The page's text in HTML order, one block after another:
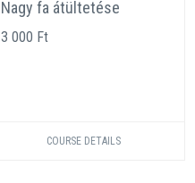
Nagy fa átültetése
3 000 Ft
COURSE DETAILS